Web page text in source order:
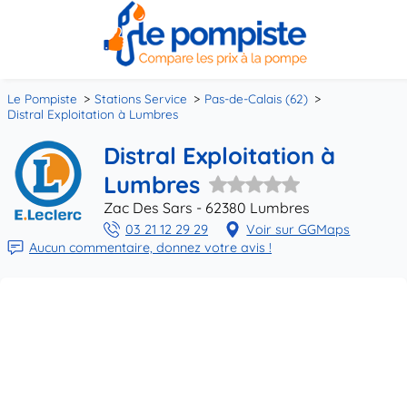
Le Pompiste Stations Service
Pas-de-Calais (62)
Distral Exploitation à Lumbres
Distral Exploitation à
Lumbres
Zac Des Sars - 62380 Lumbres
03 21 12 29 29
Voir sur GGMaps
Aucun commentaire, donnez votre avis !